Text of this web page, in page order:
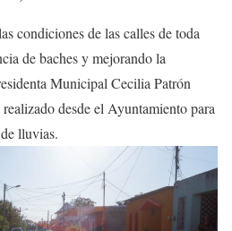
condiciones de las calles de toda
de baches y mejorando la
Municipal Cecilia Patrón
desde el Ayuntamiento para
lluvias.